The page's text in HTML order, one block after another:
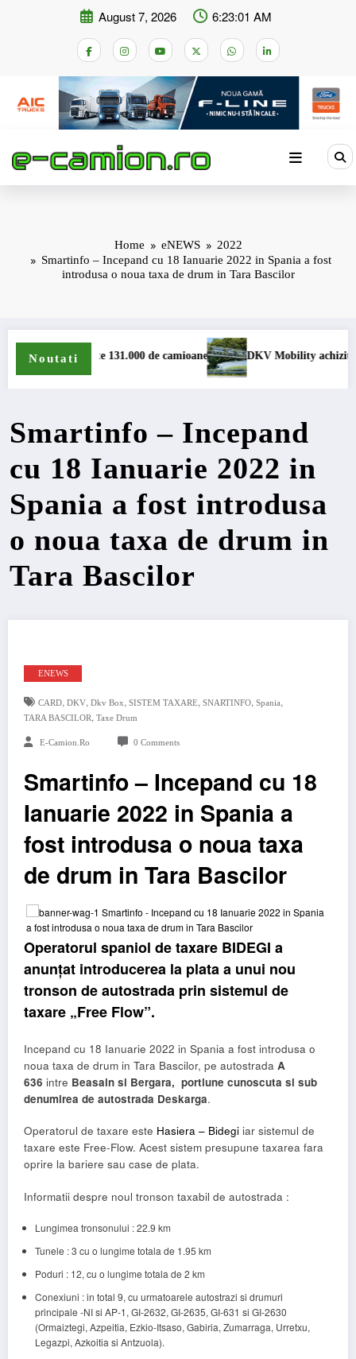
August 7, 2026 6:23:01 AM
Home eNEWS
2022
Smartinfo – Incepand cu 18 Ianuarie 2022 in Spania a fost
introdusa o noua taxa de drum in Tara Bascilor
Noutati
de camioane DKV Mobility achiziționează pachetul
Smartinfo – Incepand
cu 18 Ianuarie 2022 in
Spania a fost introdusa
o noua taxa de drum in
Tara Bascilor
ENEWS
CARD, DKV, Dkv Box, SISTEM TAXARE, SNARTINFO, Spania,
TARA BASCILOR, Taxe Drum
E-Camion.ro 0 Comments
Smartinfo – Incepand cu 18
Ianuarie 2022 in Spania a
fost introdusa o noua taxa
de drum in Tara Bascilor
Operatorul spaniol de taxare BIDEGI a
anunțat introducerea la plata a unui nou
tronson de autostrada prin sistemul de
taxare „Free Flow”.
Incepand cu 18 Ianuarie 2022 in Spania a fost introdusa o
noua taxa de drum in Tara Bascilor, pe autostrada A
636 intre Beasain si Bergara, portiune cunoscuta si sub
denumirea de autostrada Deskarga.
Operatorul de taxare este Hasiera – Bidegi iar sistemul de
taxare este Free-Flow. Acest sistem presupune taxarea fara
oprire la bariere sau case de plata.
Informatii despre noul tronson taxabil de autostrada :
Lungimea tronsonului : 22.9 km
Tunele : 3 cu o lungime totala de 1.95 km
Poduri : 12, cu o lungime totala de 2 km
Conexiuni : in total 9, cu urmatoarele autostrazi si drumuri
principale -NI si AP-1, GI-2632, GI-2635, GI-631 si GI-2630
(Ormaiztegi, Azpeitia, Ezkio-Itsaso, Gabiria, Zumarraga, Urretxu,
Legazpi, Azkoitia si Antzuola).